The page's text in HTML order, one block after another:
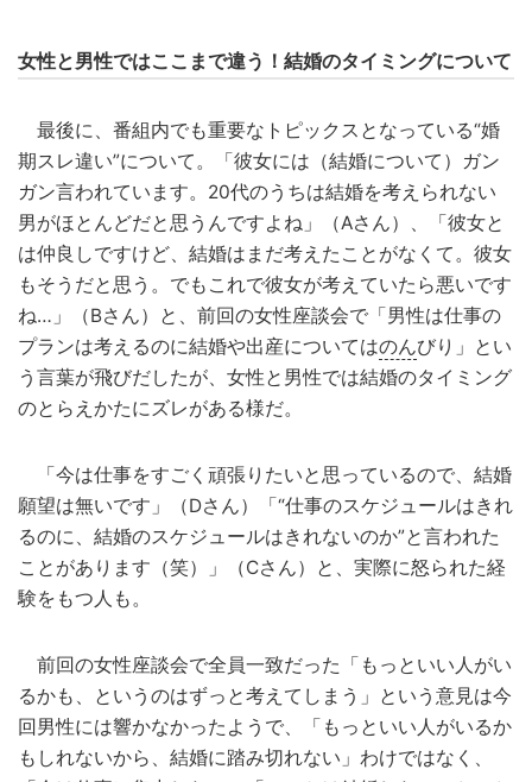
女性と男性ではここまで違う！結婚のタイミングについて
最後に、番組内でも重要なトピックスとなっている“婚
期スレ違い”について。「彼女には（結婚について）ガン
ガン言われています。20代のうちは結婚を考えられない
男がほとんどだと思うんですよね」（Aさん）、「彼女と
は仲良しですけど、結婚はまだ考えたことがなくて。彼女
もそうだと思う。でもこれで彼女が考えていたら悪いです
ね…」（Bさん）と、前回の女性座談会で「男性は仕事の
プランは考えるのに結婚や出産についてはのんびり」とい
う言葉が飛びだしたが、女性と男性では結婚のタイミング
のとらえかたにズレがある様だ。
「今は仕事をすごく頑張りたいと思っているので、結婚
願望は無いです」（Dさん）「“仕事のスケジュールはきれ
るのに、結婚のスケジュールはきれないのか”と言われた
ことがあります（笑）」（Cさん）と、実際に怒られた経
験をもつ人も。
前回の女性座談会で全員一致だった「もっといい人がい
るかも、というのはずっと考えてしまう」という意見は今
回男性には響かなかったようで、「もっといい人がいるか
もしれないから、結婚に踏み切れない」わけではなく、